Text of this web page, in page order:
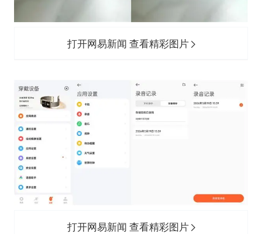
打开网易新闻 查看精彩图片
打开网易新闻 查看精彩图片